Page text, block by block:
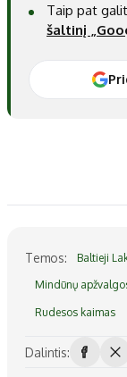
Taip pat
šaltinį
Temos: Baltieji
Mindūnų
Rudesos kaimas
Dalintis: